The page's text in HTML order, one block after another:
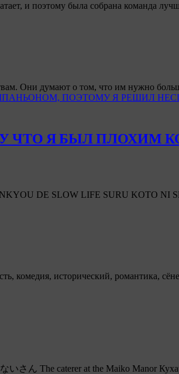
и поэтому была собрана команда
Они думают о том, что им нужно
ПОЭТОМУ Я РЕШИЛ
ЧТО Я БЫЛ ПЛОХИМ
DE SLOW LIFE SURU KOTO NI
комедия, исторический, романтика,
いさん The caterer at the Maiko Manor